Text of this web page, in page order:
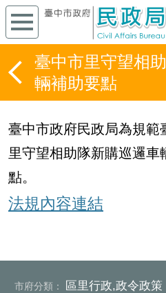
臺中市里守望相
輛補助要點
臺中市政府民政局為規範
里守望相助隊新購巡邏車
點。
法規內容連結
市府分類： 區里行政,政令政策